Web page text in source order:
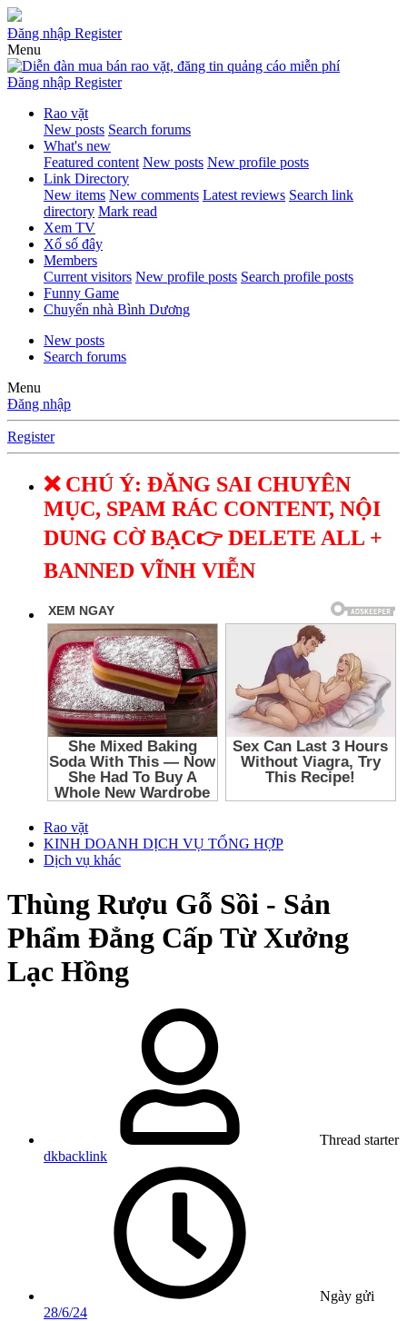
Đăng nhập Register
Menu
Đăng nhập Register
Rao vặt
New posts Search forums
What's new
Featured content New posts New profile posts
Link Directory
New items New comments Latest reviews Search link
directory Mark read
Xem TV
Xổ số đây
Members
Current visitors New profile posts Search profile posts
Funny Game
Chuyển nhà Bình Dương
New posts
Search forums
Menu
Đăng nhập
Register
❌ CHÚ Ý: ĐĂNG SAI CHUYÊN
MỤC, SPAM RÁC CONTENT, NỘI
DUNG CỜ BẠC👉 DELETE ALL +
BANNED VĨNH VIỄN
Rao vặt
KINH DOANH DỊCH VỤ TỔNG HỢP
Dịch vụ khác
Thùng Rượu Gỗ Sồi - Sản
Phẩm Đẳng Cấp Từ Xưởng
Lạc Hồng
Thread starter
dkbacklink
Ngày gửi
28/6/24